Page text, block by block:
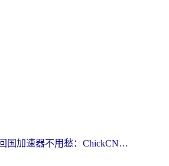
海外党选回国加速器不用愁：ChickCN和洞见哪个好？一篇搞定所有疑问